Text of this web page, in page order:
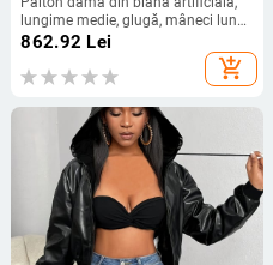
lungime medie, glugă, mâneci lungi,
stil elegant
862.92 Lei
add_shopping_cart